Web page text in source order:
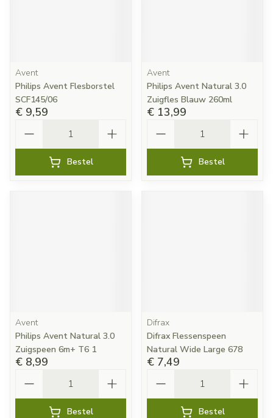
Avent
Philips Avent Flesborstel
SCF145/06
€ 9,59
Bestel
Avent
Philips Avent Natural 3.0
Zuigfles Blauw 260ml
€ 13,99
Bestel
Avent
Philips Avent Natural 3.0
Zuigspeen 6m+ T6 1
€ 8,99
Bestel
Difrax
Difrax Flessenspeen
Natural Wide Large 678
€ 7,49
Bestel